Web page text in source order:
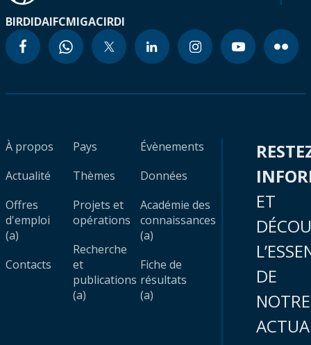
BIRDIDAIFCMIGACIRDI
À propos
Actualité
Offres
d'emploi
(a)
Contacts
Pays
Thèmes
Projets et
opérations
Recherche
et
publications
(a)
Évènements
Données
Académie des
connaissances
(a)
Fiche de
résultats
(a)
ET
DE
NOTRE